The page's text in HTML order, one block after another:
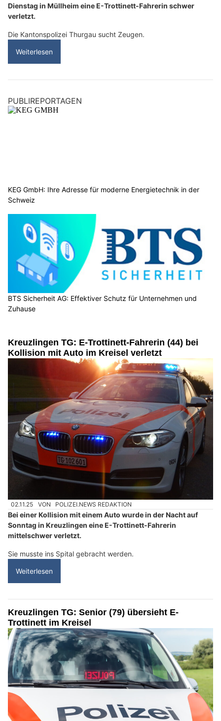
Dienstag in Müllheim eine E-Trottinett-Fahrerin schwer
verletzt.
Die Kantonspolizei Thurgau sucht Zeugen.
Weiterlesen
PUBLIREPORTAGEN
KEG GmbH: Ihre Adresse für moderne Energietechnik in der
Schweiz
BTS Sicherheit AG: Effektiver Schutz für Unternehmen und
Zuhause
Kreuzlingen TG: E-Trottinett-Fahrerin (44) bei
Kollision mit Auto im Kreisel verletzt
02.11.25 VON POLIZEI.NEWS REDAKTION
Bei einer Kollision mit einem Auto wurde in der Nacht auf
Sonntag in Kreuzlingen eine E-Trottinett-Fahrerin
mittelschwer verletzt.
Sie musste ins Spital gebracht werden.
Weiterlesen
Kreuzlingen TG: Senior (79) übersieht E-
Trottinett im Kreisel